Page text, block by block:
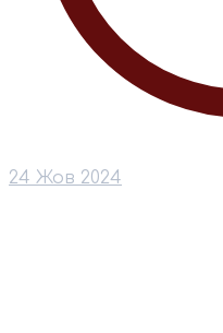
24 Жов 2024